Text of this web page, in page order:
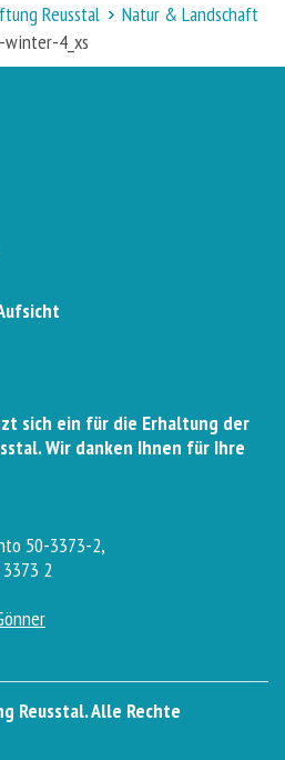
Reusstal
Natur & Landschaft
4_xs
sich ein für die Erhaltung der
Wir danken Ihnen für Ihre
50-3373-2,
2
Reusstal. Alle Rechte